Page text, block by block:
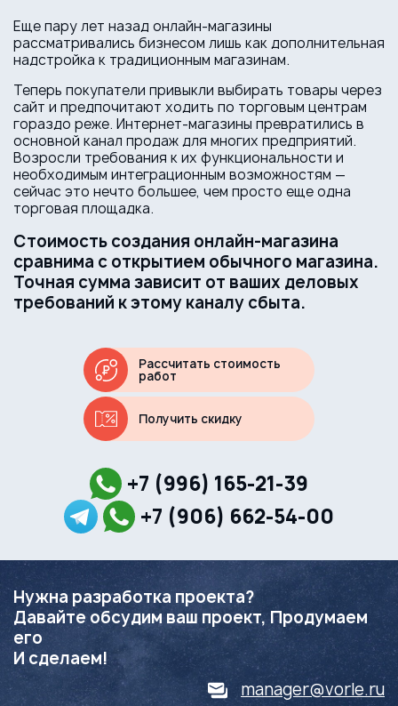
Еще пару лет назад онлайн-магазины
рассматривались бизнесом лишь как дополнительная
надстройка к традиционным магазинам.
Теперь покупатели привыкли выбирать товары через
сайт и предпочитают ходить по торговым центрам
гораздо реже. Интернет-магазины превратились в
основной канал продаж для многих предприятий.
Возросли требования к их функциональности и
необходимым интеграционным возможностям —
сейчас это нечто большее, чем просто еще одна
торговая площадка.
Стоимость создания онлайн-магазина
сравнима с открытием обычного магазина.
Точная сумма зависит от ваших деловых
требований к этому каналу сбыта.
Рассчитать стоимость
работ
Получить скидку
+7 (996) 165-21-39
+7 (906) 662-54-00
Нужна разработка проекта?
Давайте обсудим ваш проект, Продумаем
его
И сделаем!
manager@vorle.ru